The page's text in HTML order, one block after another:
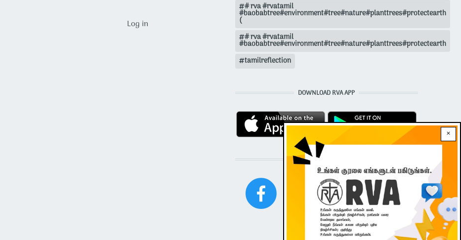
×
Log in
# rva #rvatamil
#baobabtree#environment#tree#nature#planttrees#protectearth
(
# rva #rvatamil
#baobabtree#environment#tree#nature#planttrees#protectearth
tamilreflection
DOWNLOAD RVA APP
STAY CONNECTED WITH US!